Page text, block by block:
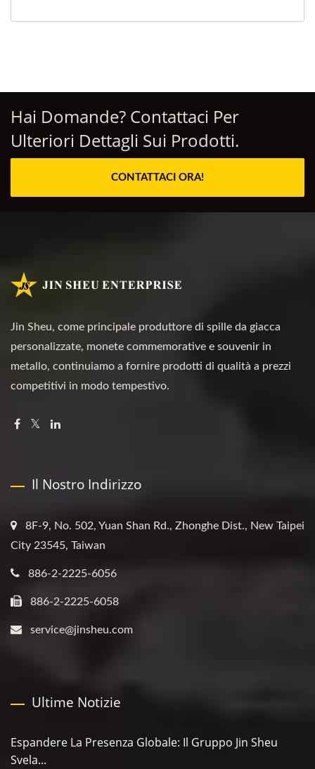
Hai Domande? Contattaci Per
Ulteriori Dettagli Sui Prodotti.
CONTATTACI ORA!
Jin Sheu, come principale produttore di spille da giacca
personalizzate, monete commemorative e souvenir in
metallo, continuiamo a fornire prodotti di qualità a prezzi
competitivi in modo tempestivo.
Il Nostro Indirizzo
8F-9, No. 502, Yuan Shan Rd., Zhonghe Dist., New Taipei
City 23545, Taiwan
886-2-2225-6056
886-2-2225-6058
service@jinsheu.com
Ultime Notizie
Espandere La Presenza Globale: Il Gruppo Jin Sheu
Svela...